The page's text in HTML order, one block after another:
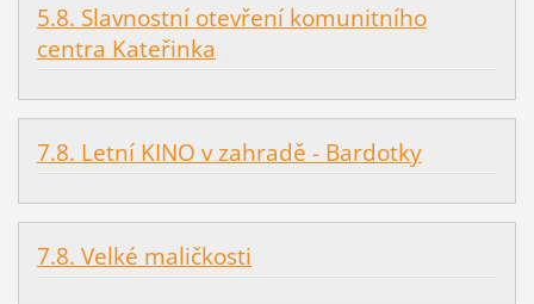
5.8. Slavnostní otevření komunitního
centra Kateřinka
7.8. Letní KINO v zahradě - Bardotky
7.8. Velké maličkosti